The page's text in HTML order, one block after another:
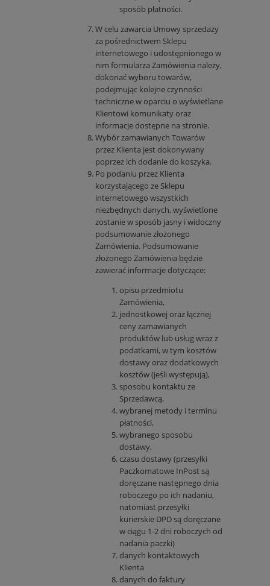
sposób płatności.
W celu zawarcia Umowy sprzedaży
za pośrednictwem Sklepu
internetowego i udostępnionego w
nim formularza Zamówienia należy,
dokonać wyboru towarów,
podejmując kolejne czynności
techniczne w oparciu o wyświetlane
Klientowi komunikaty oraz
informacje dostępne na stronie.
Wybór zamawianych Towarów
przez Klienta jest dokonywany
poprzez ich dodanie do koszyka.
Po podaniu przez Klienta
korzystającego ze Sklepu
internetowego wszystkich
niezbędnych danych, wyświetlone
zostanie w sposób jasny i widoczny
podsumowanie złożonego
Zamówienia. Podsumowanie
złożonego Zamówienia będzie
zawierać informacje dotyczące:
opisu przedmiotu
Zamówienia,
jednostkowej oraz łącznej
ceny zamawianych
produktów lub usług wraz z
podatkami, w tym kosztów
dostawy oraz dodatkowych
kosztów (jeśli występują),
sposobu kontaktu ze
Sprzedawcą,
wybranej metody i terminu
płatności,
wybranego sposobu
dostawy,
czasu dostawy (przesyłki
Paczkomatowe InPost są
doręczane następnego dnia
roboczego po ich nadaniu,
natomiast przesyłki
kurierskie DPD są doręczane
w ciągu 1-2 dni roboczych od
nadania paczki)
danych kontaktowych
Klienta
danych do faktury